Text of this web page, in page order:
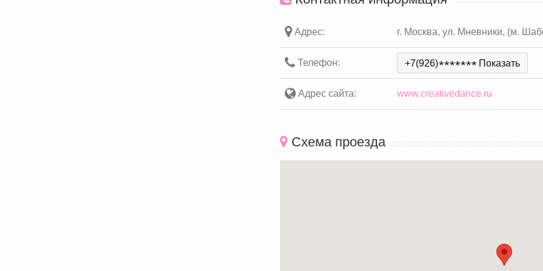
Адрес: г. Москва, ул. Мневники, (м.
Телефон: +7(926)******* Показать
Адрес сайта: www.creativedance.ru
Схема проезда